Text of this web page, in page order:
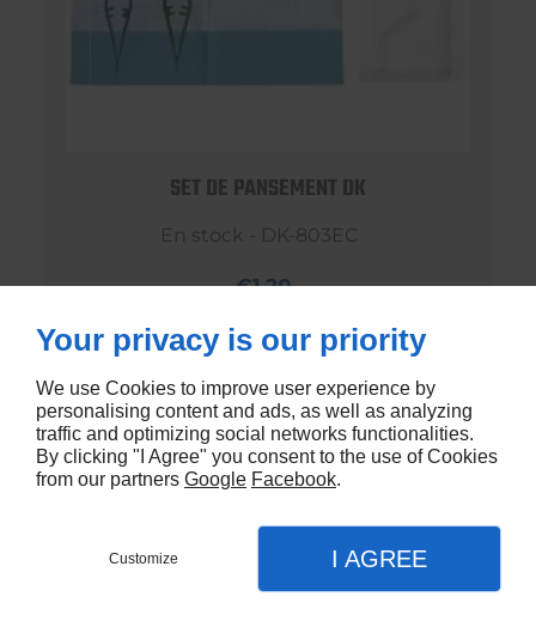
SET DE PANSEMENT DK
En stock - DK-803EC
€1,20
Your privacy is our priority
We use Cookies to improve user experience by
personalising content and ads, as well as analyzing
traffic and optimizing social networks functionalities.
By clicking "I Agree" you consent to the use of Cookies
from our partners Google Facebook.
Customize I AGREE